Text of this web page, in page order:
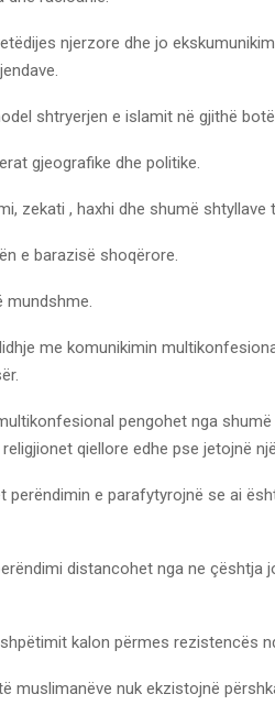
njerzore dhe jo
shtryerjen e islamit në gjithë
gjeografike dhe politike.
zekati , haxhi dhe shumë shtyllave
e barazisë shoqërore.
mundshme.
me komunikimin
pengohet nga
qiellore edhe pse jetojnë
perëndimin e parafytyrojnë se ai
distancohet nga ne çështja
kalon përmes rezistencës
muslimanëve nuk ekzistojnë